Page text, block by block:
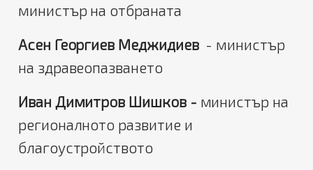
министър на отбраната
Асен Георгиев Меджидиев- министър
на здравеопазването
Иван Димитров Шишков - министър на
регионалното развитие и
благоустройството